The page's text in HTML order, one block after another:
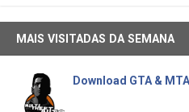
MAIS VISITADAS DA SEMANA
Download GTA & MTA